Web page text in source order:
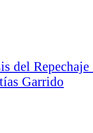
del
Garrido